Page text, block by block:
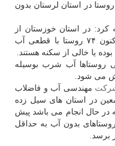
روستاها حل شده و هم اكنون تعداد ۱۵ روستا در استان لرستان بدون
كرد: در استان خوزستان از
مجموع ۱۰۸۱ روستای بدون آب هم اكنون ۷۴ روستا با قطعی آب
یا خالی از سكنه هستند.
روستاها آب شرب بوسیله
می شود.
مهندسی آب و فاضلاب
به فعالیت ۲۱ استان معین در استان های سیل زده
در حال انجام می باشد پیش
روستاهای بدون آب به حداقل
برسد.